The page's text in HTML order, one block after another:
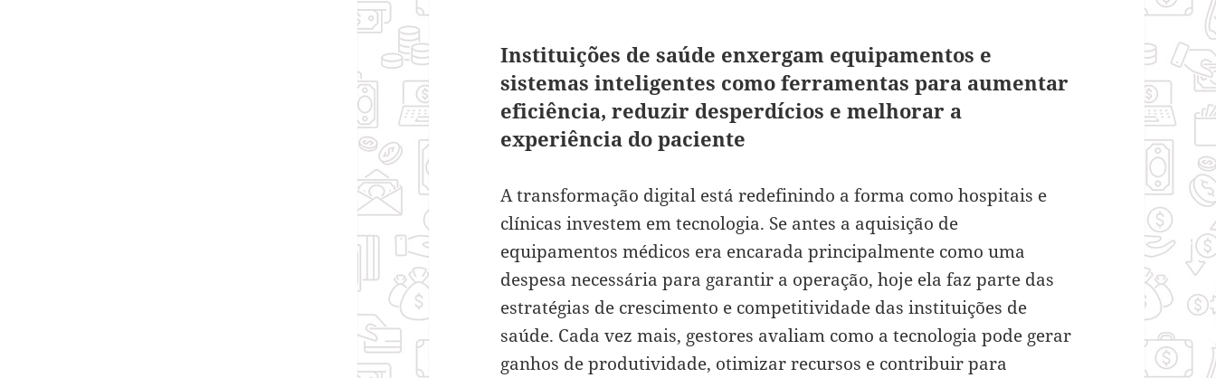
Instituições de saúde enxergam equipamentos e
sistemas inteligentes como ferramentas para aumentar
eficiência, reduzir desperdícios e melhorar a
experiência do paciente
A transformação digital está redefinindo a forma como hospitais e
clínicas investem em tecnologia. Se antes a aquisição de
equipamentos médicos era encarada principalmente como uma
despesa necessária para garantir a operação, hoje ela faz parte das
estratégias de crescimento e competitividade das instituições de
saúde. Cada vez mais, gestores avaliam como a tecnologia pode gerar
ganhos de produtividade, otimizar recursos e contribuir para